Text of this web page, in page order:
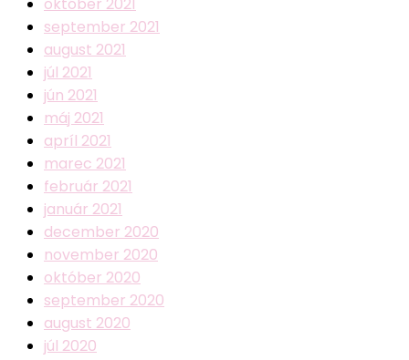
september 2021
august 2021
júl 2021
jún 2021
máj 2021
apríl 2021
marec 2021
február 2021
január 2021
december 2020
november 2020
október 2020
september 2020
august 2020
júl 2020